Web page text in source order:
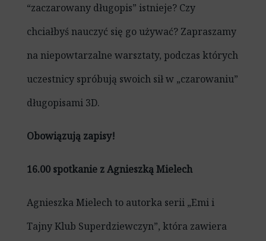
“zaczarowany długopis” istnieje? Czy
chciałbyś nauczyć się go używać? Zapraszamy
na niepowtarzalne warsztaty, podczas których
uczestnicy spróbują swoich sił w „czarowaniu”
długopisami 3D.
Obowiązują zapisy!
16.00 spotkanie z Agnieszką Mielech
Agnieszka Mielech to autorka serii „Emi i
Tajny Klub Superdziewczyn”, która zawiera